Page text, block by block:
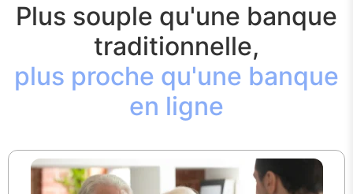
Plus souple qu'une banque
traditionnelle,
plus proche qu'une banque
en ligne